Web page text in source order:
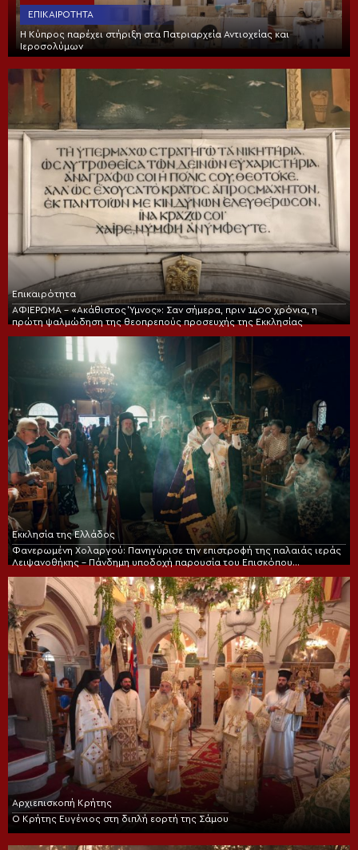
ΕΠΙΚΑΙΡΌΤΗΤΑ
Η Κύπρος παρέχει στήριξη στα Πατριαρχεία Αντιοχείας και
Ιεροσολύμων
Επικαιρότητα
ΑΦΙΕΡΩΜΑ – «Ακάθιστος Ύμνος»: Σαν σήμερα, πριν 1400 χρόνια, η
πρώτη ψαλμώδηση της θεοπρεπούς προσευχής της Εκκλησίας
Εκκλησία της Ελλάδος
Φανερωμένη Χολαργού: Πανηγύρισε την επιστροφή της παλαιάς ιεράς
Λειψανοθήκης – Πάνδημη υποδοχή παρουσία του Επισκόπου
Αρχιεπισκοπή Κρήτης
Ο Κρήτης Ευγένιος στη διπλή εορτή της Σάμου